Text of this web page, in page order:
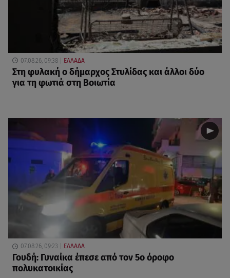
07.08.26, 09:38 ΕΛΛΑΔΑ
Στη φυλακή ο δήμαρχος Στυλίδας και άλλοι δύο
για τη φωτιά στη Βοιωτία
07.08.26, 09:23 ΕΛΛΑΔΑ
Γουδή: Γυναίκα έπεσε από τον 5ο όροφο
πολυκατοικίας